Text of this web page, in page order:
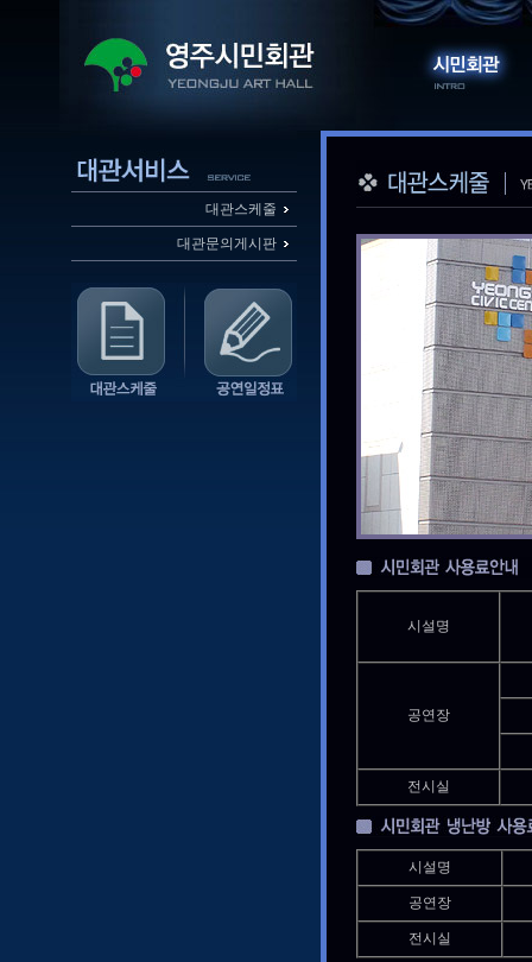
대관스케줄
대관문의게시판
시설명
공연장
전시실
시설명
공연장
전시실